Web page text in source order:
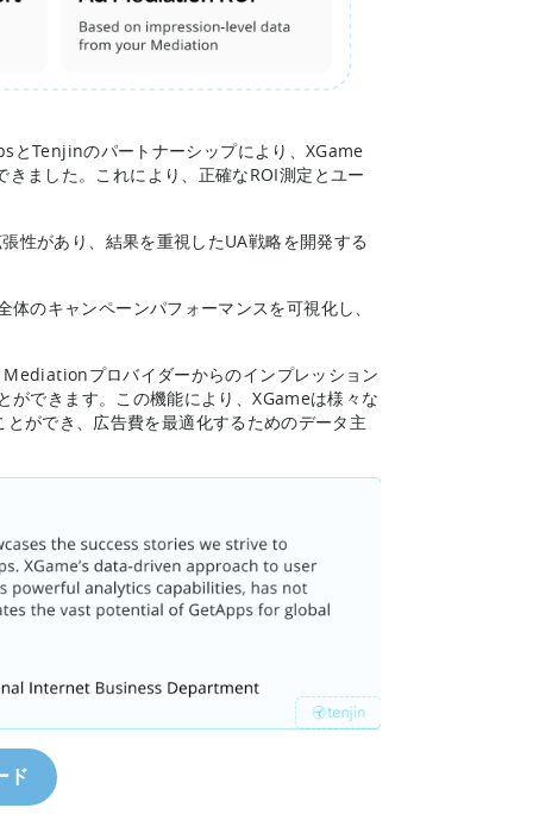
とTenjinのパートナーシップにより、XGame
ました。これにより、正確なROI測定とユー
性があり、結果を重視したUA戦略を開発する
のキャンペーンパフォーマンスを可視化し、
プロバイダーからのインプレッション
ができます。この機能により、XGameは様々な
ができ、広告費を最適化するためのデータ主
ド